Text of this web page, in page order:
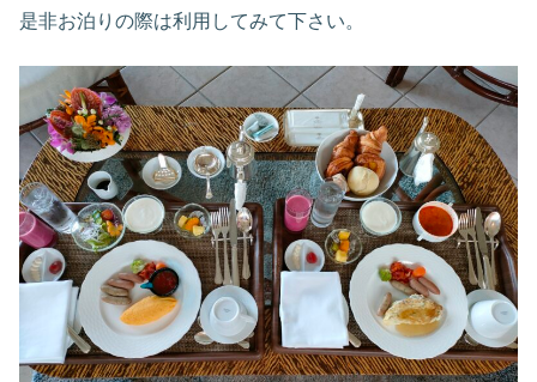
是非お泊りの際は利用してみて下さい。